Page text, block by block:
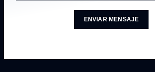
ENVIAR MENSAJE